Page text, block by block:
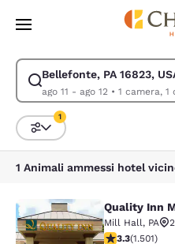
Vai A Contenuto Principale
Bellefonte, PA 16823,
ago 11 - ago 12• 1
Modifica la ricerca per
Ordina e filtra
1
Quality Inn Mill
Quality Inn
Mill Hall, PA
Valutazione di
3.3(1.501)